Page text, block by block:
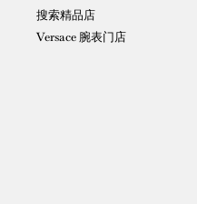
搜索精品店
Versace 腕表门店